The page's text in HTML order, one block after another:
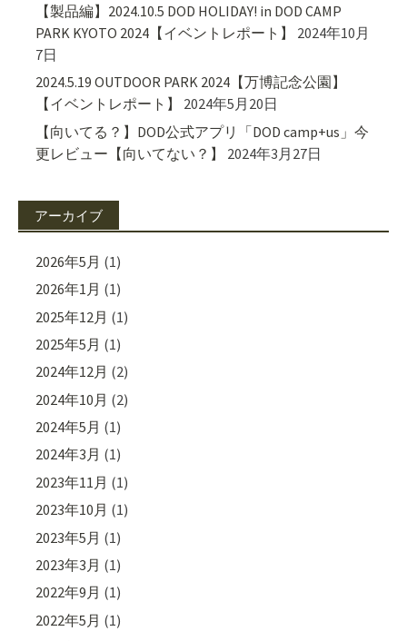
【製品編】2024.10.5 DOD HOLIDAY! in DOD CAMP
PARK KYOTO 2024【イベントレポート】
2024年10月
7日
2024.5.19 OUTDOOR PARK 2024【万博記念公園】
【イベントレポート】
2024年5月20日
【向いてる？】DOD公式アプリ「DOD camp+us」今
更レビュー【向いてない？】
2024年3月27日
アーカイブ
2026年5月 (1)
2026年1月 (1)
2025年12月 (1)
2025年5月 (1)
2024年12月 (2)
2024年10月 (2)
2024年5月 (1)
2024年3月 (1)
2023年11月 (1)
2023年10月 (1)
2023年5月 (1)
2023年3月 (1)
2022年9月 (1)
2022年5月 (1)